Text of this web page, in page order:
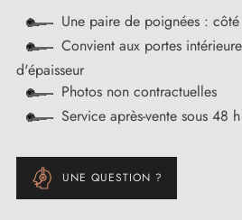
Une paire de poignées :
Convient aux portes
d'épaisseur
Photos non contractuelles
Service après-vente sous 48 h
UNE QUESTION ?